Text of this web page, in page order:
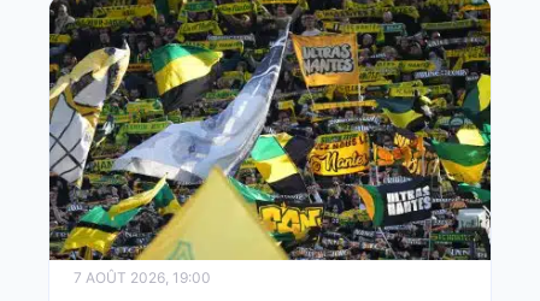
7 AOÛT 2026, 19:00